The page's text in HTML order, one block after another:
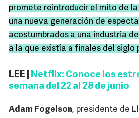
promete reintroducir el mito de la
una nueva generación de
acostumbrados a una industria
a la que existía a finales del siglo
LEE | Netflix: Conoce los
semana del 22 al 28 de junio
Adam Fogelson, presidente de